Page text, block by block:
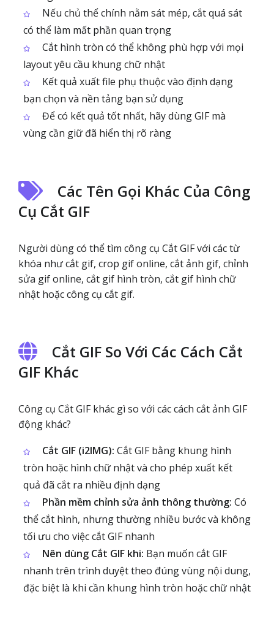
Nếu chủ thể chính nằm sát mép, cắt quá sát
có thể làm mất phần quan trọng
Cắt hình tròn có thể không phù hợp với mọi
layout yêu cầu khung chữ nhật
Kết quả xuất file phụ thuộc vào định dạng
bạn chọn và nền tảng bạn sử dụng
Để có kết quả tốt nhất, hãy dùng GIF mà
vùng cần giữ đã hiển thị rõ ràng
Các Tên Gọi Khác Của Công
Cụ Cắt GIF
Người dùng có thể tìm công cụ Cắt GIF với các từ
khóa như cắt gif, crop gif online, cắt ảnh gif, chỉnh
sửa gif online, cắt gif hình tròn, cắt gif hình chữ
nhật hoặc công cụ cắt gif.
Cắt GIF So Với Các Cách Cắt
GIF Khác
Công cụ Cắt GIF khác gì so với các cách cắt ảnh GIF
động khác?
Cắt GIF (i2IMG): Cắt GIF bằng khung hình
tròn hoặc hình chữ nhật và cho phép xuất kết
quả đã cắt ra nhiều định dạng
Phần mềm chỉnh sửa ảnh thông thường: Có
thể cắt hình, nhưng thường nhiều bước và không
tối ưu cho việc cắt GIF nhanh
Nên dùng Cắt GIF khi: Bạn muốn cắt GIF
nhanh trên trình duyệt theo đúng vùng nội dung,
đặc biệt là khi cần khung hình tròn hoặc chữ nhật